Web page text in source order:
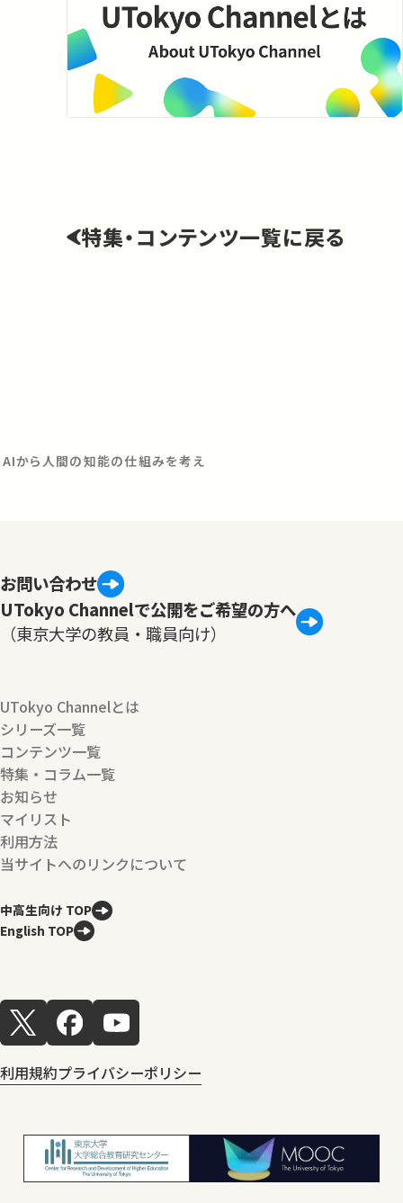
特集・コンテンツ一覧に戻る
】AIから人間の知能の仕組みを考え
お問い合わせ
UTokyo Channelで公開をご希望の方へ
（東京大学の教員・職員向け）
UTokyo Channelとは
シリーズ一覧
コンテンツ一覧
特集・コラム一覧
お知らせ
マイリスト
利用方法
当サイトへのリンクについて
中高生向け TOP
English TOP
利用規約プライバシーポリシー